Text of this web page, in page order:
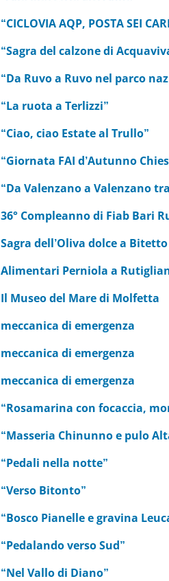
“CICLOVIA AQP, POSTA SEI
“Sagra del calzone di
“Da Ruvo a Ruvo nel parco
“La ruota a Terlizzi”
“Ciao, ciao Estate al Trullo”
“Giornata FAI d’Autunno
“Da Valenzano a Valenzano
36° Compleanno di Fiab Bari
Sagra dell’Oliva dolce a Bitetto
Alimentari Perniola a
Il Museo del Mare di Molfetta
meccanica di emergenza
meccanica di emergenza
meccanica di emergenza
“Rosamarina con focaccia,
“Masseria Chinunno e pulo
“Pedali nella notte”
“Verso Bitonto”
“Bosco Pianelle e gravina
“Pedalando verso Sud”
“Nel Vallo di Diano”